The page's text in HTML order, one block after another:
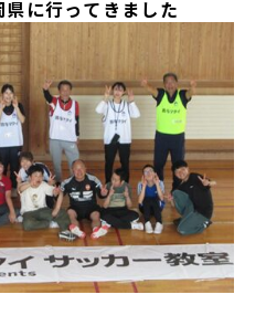
に行ってきました